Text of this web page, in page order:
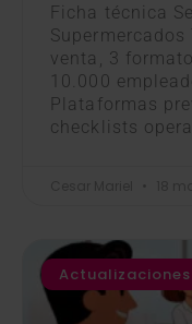
Ficha técnica
venta, 3
10.000
Plataformas
checklists
Actualizaciones